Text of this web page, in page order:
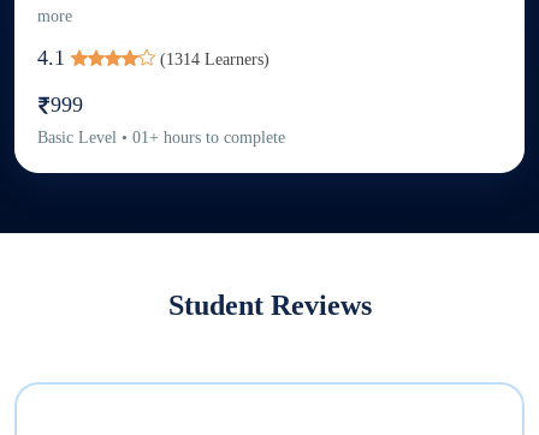
more
4.1 (1314 Learners)
999
Basic Level • 01+ hours to complete
Student Reviews